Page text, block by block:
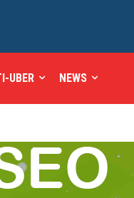
UBER NEWS